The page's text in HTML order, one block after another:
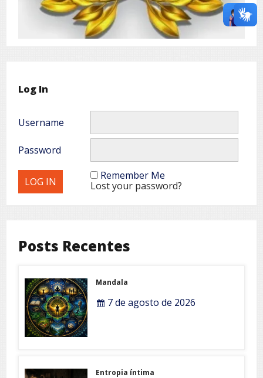
Log In
Username
Password
Remember Me
Lost your password?
Posts Recentes
Mandala
7 de agosto de 2026
Entropia íntima